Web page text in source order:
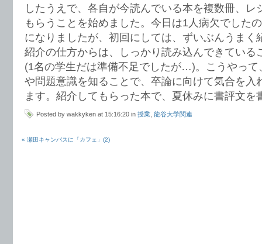
したうえで、各自が今読んでいる本を複数冊、レ
もらうことを始めました。今日は1人病欠でした
になりましたが、初回にしては、ずいぶんうまく
紹介の仕方からは、しっかり読み込んできている
(1名の学生だは準備不足でしたが…)。こうやって
や問題意識を知ることで、卒論に向けて気合を入
ます。紹介してもらった本で、夏休みに書評文を
Posted by wakkyken at 15:16:20 in 授業 龍谷大学関連
« 瀬田キャンパスに「カフェ」(2)